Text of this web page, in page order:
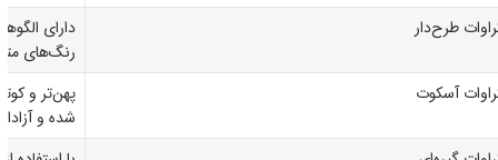
طرح‌دار
دارای
رنگ‌های
آسکوت
پهن‌تر و
شده و